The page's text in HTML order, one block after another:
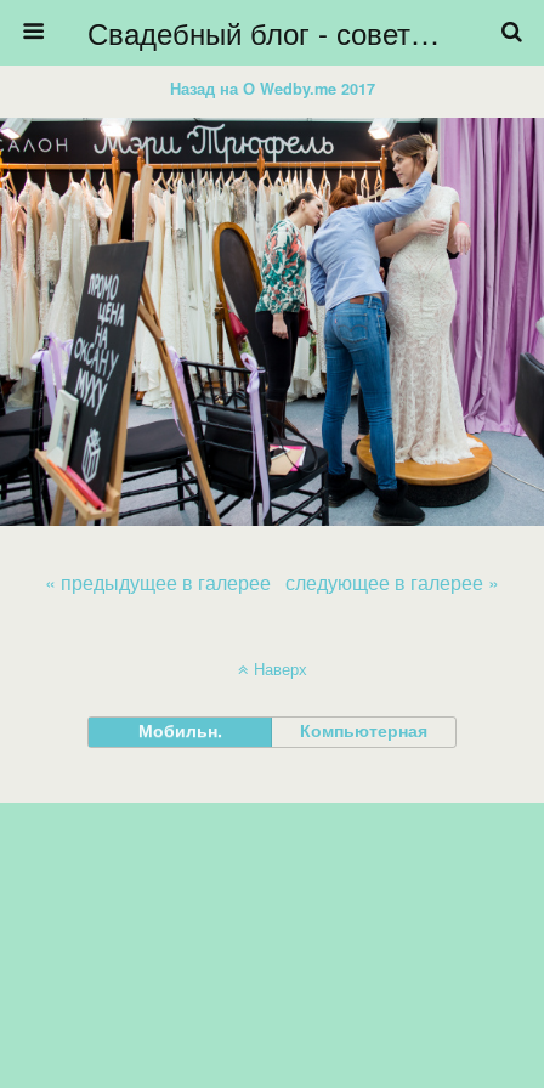
Свадебный блог - советы невестам, подготовка к свадьбе - HiBride
Назад на О Wedby.me 2017
« предыдущее в галерее следующее в галерее »
Наверх
Мобильн. Компьютерная